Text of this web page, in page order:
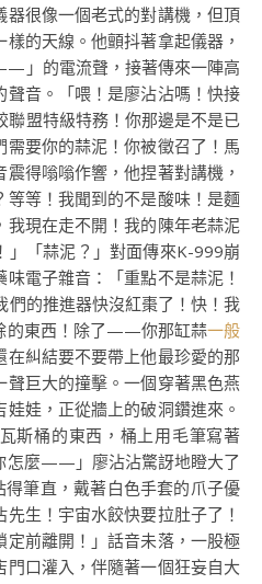
很像一個老式的對講機，但頂
的天線。他顫抖著拿起儀器，
」的電流聲，接著傳來一陣高
聲音。「喂！是廖沾沾嗎！快接
盟特級特務！你那邊是不是已
要你的蒜泥！你被徵召了！馬
得嗡嗡作響，他捏著對講機，
等等！我聞到的不是酸味！是麵
現在走不開！我的陳年老蒜泥
」「蒜泥？」對面傳來K-999崩
電子雜音：「重點不是蒜泥！
的推進器快沒紅棗了！快！我
的東西！除了——你那缸蒜一般
在糾結要不要帶上他最珍愛的那
巨大的撞擊。一個穿著黑色燕
娃，正從牆上的破洞鑽進來。
斯桶的東西，桶上用毛筆寫著
怎麼——」廖沾沾驚訝地瞪大了
筆直，戴著白色手套的爪子優
生！宇宙水餃快要拉肚子了！
前離開！」話音未落，一股極
口灌入，伴隨著一個狂妄自大